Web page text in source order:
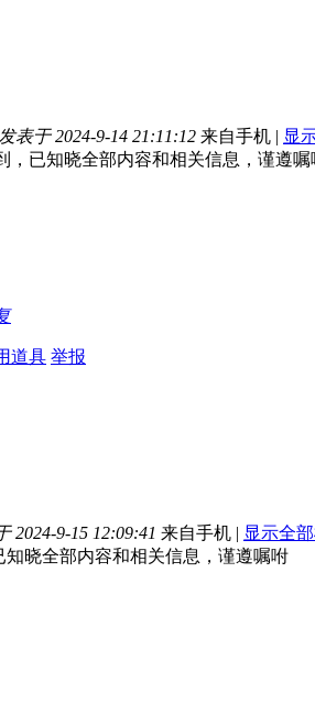
发表于 2024-9-14 21:11:12 来自手机 | 显
，已知晓全部内容和相关信息，谨遵嘱
道具 举报
2024-9-15 12:09:41 来自手机 | 显示全
知晓全部内容和相关信息，谨遵嘱咐